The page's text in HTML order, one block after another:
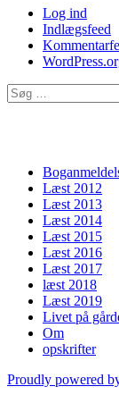
Log ind
Indlægsfeed
Søg
efter:
Læst 2012
Læst 2013
Læst 2014
Læst 2015
Læst 2016
Læst 2017
læst 2018
Læst 2019
Livet på
Om
opskrifter
Proudly powered